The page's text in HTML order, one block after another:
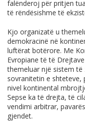
falënderoj për pritjen
të rëndësishme të
Kjo organizatë u
demokracinë në
luftërat botërore. Me
Evropiane të të
themeluar një sistem
sovranitetin e shteteve,
nivel kontinental
Sepse ka të drejta, të
vendimi arbitrar,
gjendet.